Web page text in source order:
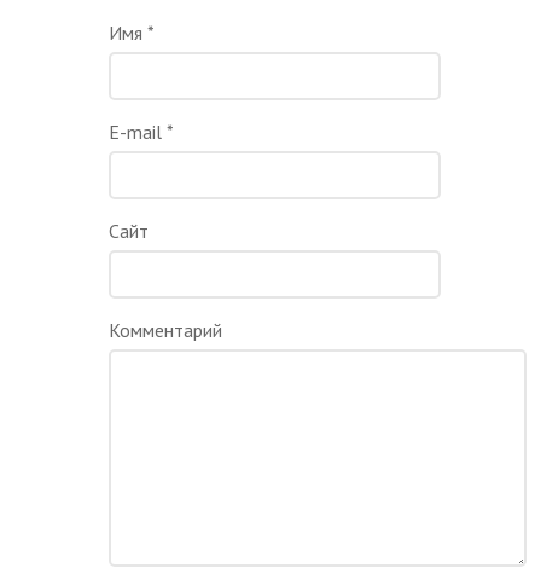
Имя*
E-mail*
Сайт
Комментарий